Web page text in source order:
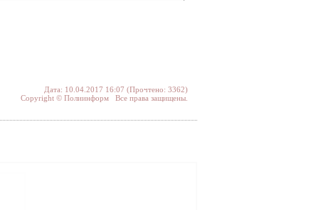
Дата: 10.04.2017 16:07 (Прочтено: 3362)
Copyright © Полиинформ Все права защищены.